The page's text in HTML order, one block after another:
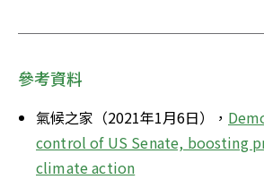
參考資料
氣候之家（2021年1月6日），
control of US Senate, boosting
climate action